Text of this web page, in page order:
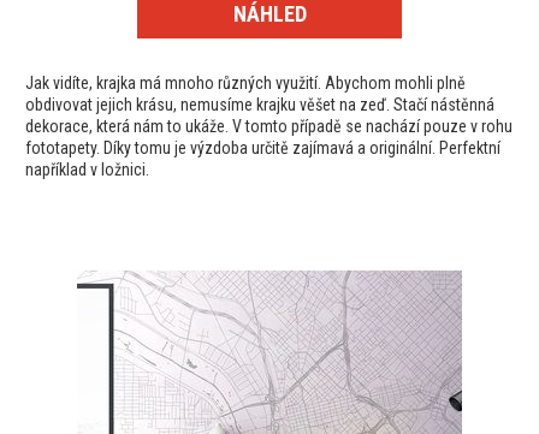
NÁHLED
Jak vidíte, krajka má mnoho různých využití. Abychom mohli plně
obdivovat jejich krásu, nemusíme krajku věšet na zeď. Stačí nástěnná
dekorace, která nám to ukáže. V tomto případě se nachází pouze v rohu
fototapety. Díky tomu je výzdoba určitě zajímavá a originální. Perfektní
například v ložnici.